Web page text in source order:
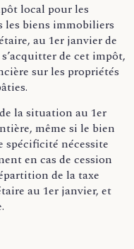
local pour les
les biens immobiliers
au 1er janvier de
de cet impôt,
sur les propriétés
la situation au 1er
même si le bien
spécificité nécessite
en cas de cession
de la taxe
au 1er janvier, et